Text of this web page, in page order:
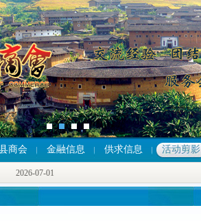
商会 金融信息 供求信息 活动剪影
2026-07-01
2026-07-01
2026-07-01